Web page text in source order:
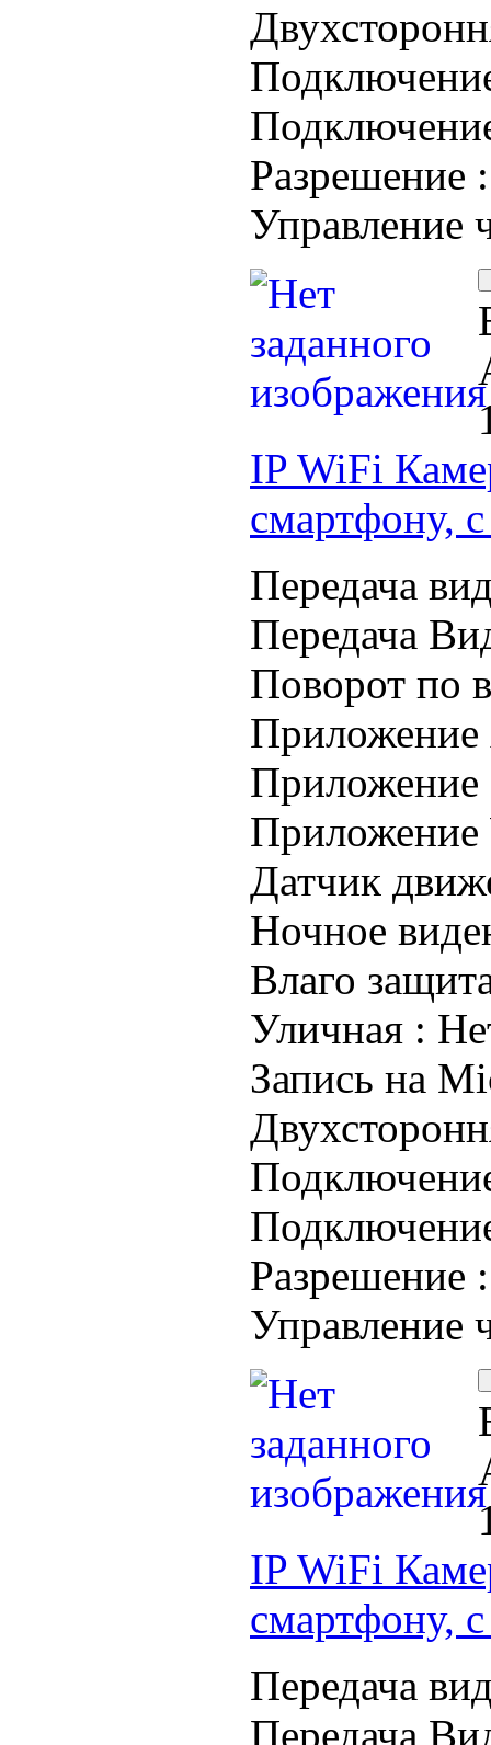
Разрешение
Управление
IP WiFi
смартфону,
Передача
Передача
Поворот по
Датчик
Ночное
Влаго
Уличная :
Запись на
Разрешение
Управление
IP WiFi
смартфону,
Передача
Передача